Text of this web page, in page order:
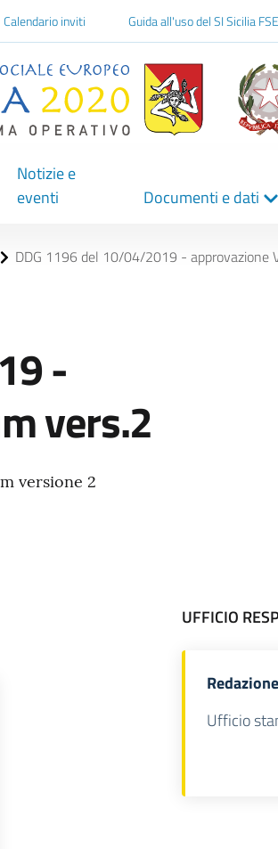
Calendario inviti Guida all'uso del SI Sicilia FSE
Notizie e
eventi
Documenti e dati
DDG 1196 del 10/04/2019 - approvazione
-
vers.2
versione 2
UFFICIO
Ufficio